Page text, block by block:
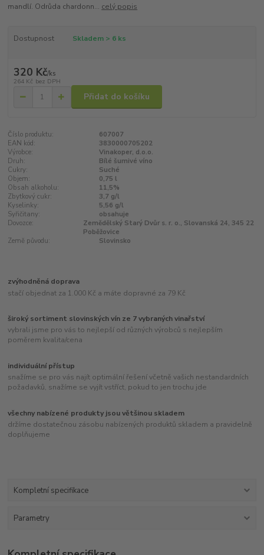
mandlí. Odrůda chardonn... celý popis
Dostupnost Skladem > 6 ks
320 Kč/ks
264 Kč bez DPH
Přidat do košíku
Číslo produktu:
607007
EAN kód:
3830000705202
Výrobce:
Vinakoper, d.o.o.
Druh:
Bílé šumivé víno
Cukry:
Suché
Objem:
0,75 l
Obsah alkoholu:
11,5%
Zbytkový cukr:
3,7 g/l
Kyselinky:
5,56 g/l
Syřičitany:
obsahuje
Dovozce:
Zemědělský Starý Dvůr s. r. o., Slovanská 24, 345 22
Poběžovice
Země původu:
Slovinsko
zvýhodněná doprava
stačí objednat za 1.000 Kč a máte dopravné za 79 Kč
široký sortiment slovinských vín ze 7 vybraných vinařství
vybrali jsme pro vás to nejlepší od různých výrobců s nejlepším
poměrem kvalita/cena
individuální přístup
snažíme se pro vás najít optimální řešení včetně vašich nestandardních
požadavků, snažíme se vyjít vstříct, pokud to jen trochu jde
všechny nabízené produkty jsou většinou skladem
držíme dostatečnou zásobu nabízených produktů skladem a pravidelně
doplňujeme
Kompletní specifikace
Parametry